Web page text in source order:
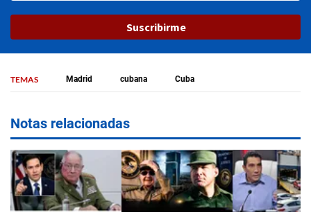
Suscribirme
TEMAS Madrid cubana Cuba
Notas relacionadas